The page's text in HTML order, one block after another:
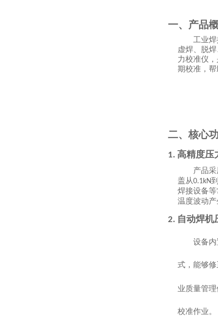
一、产品
工业
虚焊、脱
力校准仪
期校准，
二、核心
1. 高精度压
产品
盖从0.1kN
焊接设备
温度波动
2. 自动焊机
设备
式，能够
业质量管
校准作业。